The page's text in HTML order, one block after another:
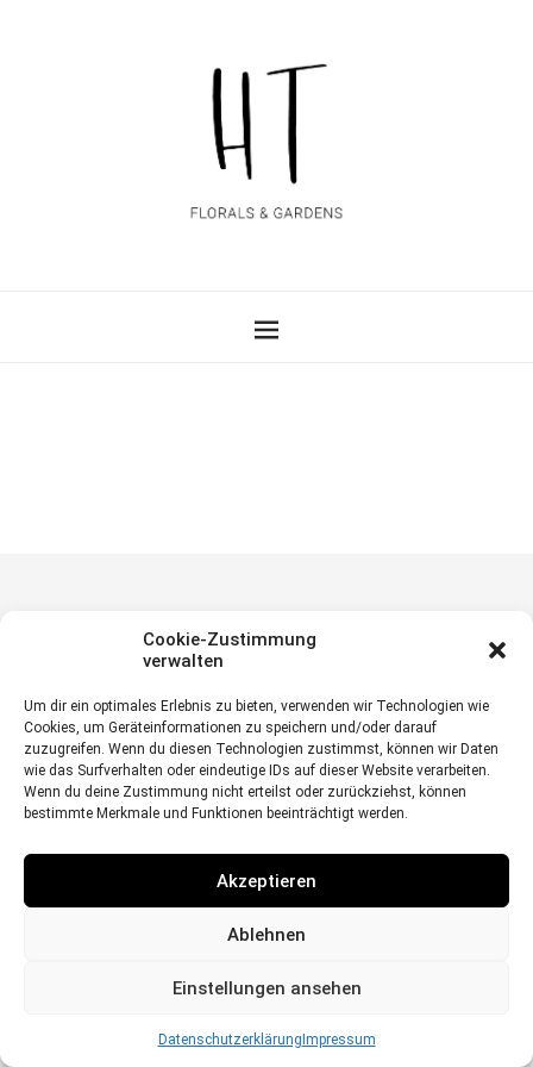
Cookie-Zustimmung
verwalten
Um dir ein optimales Erlebnis zu bieten, verwenden wir Technologien wie
Cookies, um Geräteinformationen zu speichern und/oder darauf
zuzugreifen. Wenn du diesen Technologien zustimmst, können wir Daten
wie das Surfverhalten oder eindeutige IDs auf dieser Website verarbeiten.
Wenn du deine Zustimmung nicht erteilst oder zurückziehst, können
bestimmte Merkmale und Funktionen beeinträchtigt werden.
Akzeptieren
Ablehnen
Einstellungen ansehen
Datenschutzerklärung Impressum
© Herzig Fotografie | Steinmetzweg 4 | D-64625 Bensheim